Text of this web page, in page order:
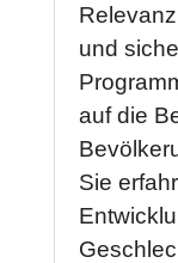
und
auf die
Sie